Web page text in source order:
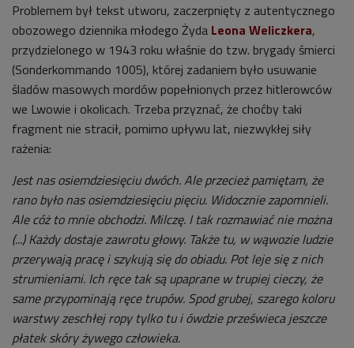
Problemem był tekst utworu, zaczerpnięty z autentycznego
obozowego dziennika młodego Żyda Leona Weliczkera,
przydzielonego w 1943 roku właśnie do tzw. brygady śmierci
(Sonderkommando 1005), której zadaniem było usuwanie
śladów masowych mordów popełnionych przez hitlerowców
we Lwowie i okolicach. Trzeba przyznać, że choćby taki
fragment nie stracił, pomimo upływu lat, niezwykłej siły
rażenia:
Jest nas osiemdziesięciu dwóch. Ale przecież pamiętam, że
rano było nas osiemdziesięciu pięciu. Widocznie zapomnieli.
Ale cóż to mnie obchodzi. Milczę. I tak rozmawiać nie można
(...) Każdy dostaje zawrotu głowy. Także tu, w wąwozie ludzie
przerywają pracę i szykują się do obiadu. Pot leje się z nich
strumieniami. Ich ręce tak są upaprane w trupiej cieczy, że
same przypominają ręce trupów. Spod grubej, szarego koloru
warstwy zeschłej ropy tylko tu i ówdzie prześwieca jeszcze
płatek skóry żywego człowieka.